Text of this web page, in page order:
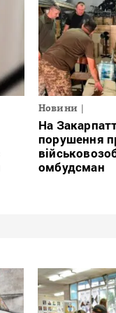
Новини
На
порушення
омбудсман